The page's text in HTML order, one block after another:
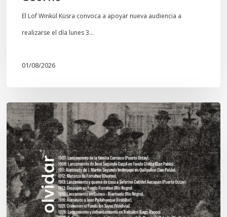
El Lof Winkül Küsra convoca a apoyar nueva audiencia a
realizarse el día lunes 3…
01/08/2026
Chawrakawin:
Palimpsesto
explora
a
través
del
arte